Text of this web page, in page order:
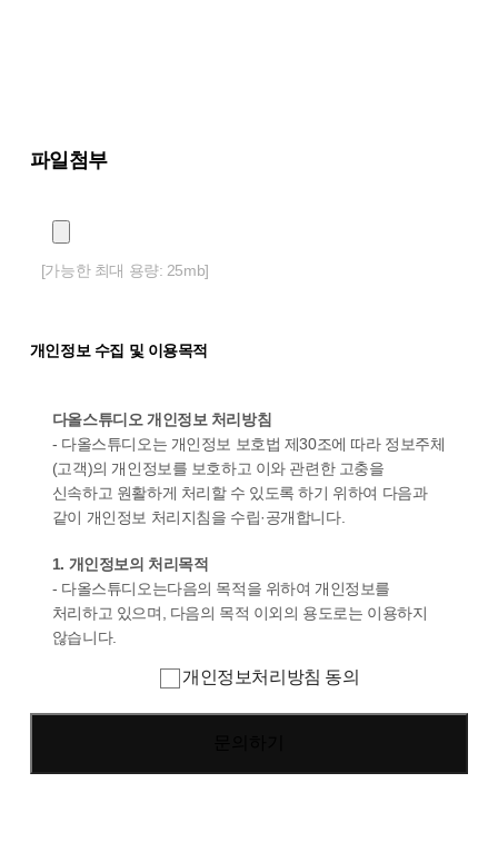
파일첨부
[가능한 최대 용량: 25mb]
개인정보 수집 및 이용목적
다올스튜디오 개인정보 처리방침
- 다올스튜디오는 개인정보 보호법 제30조에 따라 정보주체
(고객)의 개인정보를 보호하고 이와 관련한 고충을
신속하고 원활하게 처리할 수 있도록 하기 위하여 다음과
같이 개인정보 처리지침을 수립·공개합니다.
1. 개인정보의 처리목적
- 다올스튜디오는다음의 목적을 위하여 개인정보를
처리하고 있으며, 다음의 목적 이외의 용도로는 이용하지
않습니다.
2. 개인정보의 처리 및 보유기간
- 다올스튜디오는 정보주체로부터 개인정보를 수집할 때
개인정보처리방침 동의